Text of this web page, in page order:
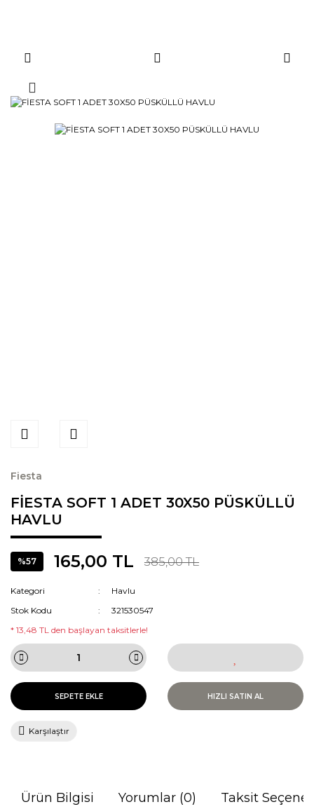
Fiesta
FİESTA SOFT 1 ADET 30X50 PÜSKÜLLÜ
HAVLU
%57 165,00 TL 385,00 TL
Kategori
Havlu
Stok Kodu
321530547
* 13,48 TL den başlayan taksitlerle!
SEPETE EKLE HIZLI SATIN AL
Karşılaştır
Ürün Bilgisi Yorumlar (0) Taksit